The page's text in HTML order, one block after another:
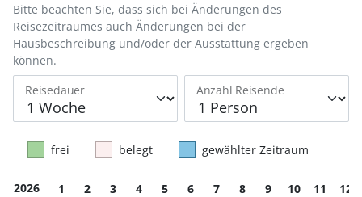
Reisedauer Anzahl Reisende
Bitte beachten Sie, dass sich bei Änderungen des
Reisezeitraumes auch Änderungen bei der
Hausbeschreibung und/oder der Ausstattung ergeben
können.
frei belegt gewählter Zeitraum
2026 1 2 3 4 5 6 7 8 9 10 11
12